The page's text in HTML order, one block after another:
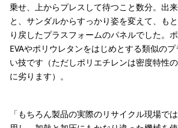
乗せ、上からプレスして待つこと数分。出
と、サンダルからすっかり姿を変えて、も
り戻したプラスフォームのパネルでした。
EVAやポリウレタンをはじめとする類似の
い技です（ただしポリエチレンは密度特性
に劣ります）。
「もちろん製品の実際のリサイクル現場で